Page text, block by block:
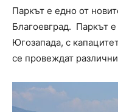
Паркът е едно от
Благоевград. Паркът
Югозапада, с
се провеждат